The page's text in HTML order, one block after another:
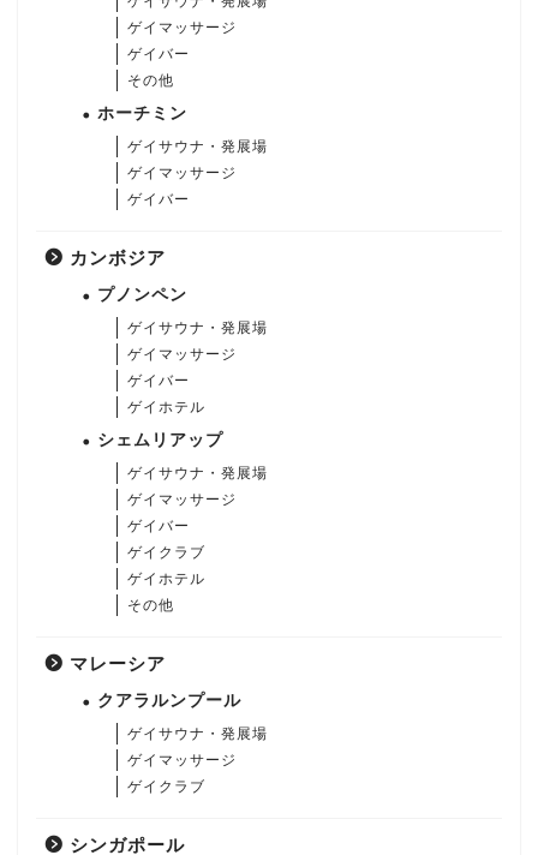
ゲイマッサージ
ゲイバー
その他
ホーチミン
ゲイサウナ・発展場
ゲイマッサージ
ゲイバー
カンボジア
プノンペン
ゲイサウナ・発展場
ゲイマッサージ
ゲイバー
ゲイホテル
シェムリアップ
ゲイサウナ・発展場
ゲイマッサージ
ゲイバー
ゲイクラブ
ゲイホテル
その他
マレーシア
クアラルンプール
ゲイサウナ・発展場
ゲイマッサージ
ゲイクラブ
シンガポール